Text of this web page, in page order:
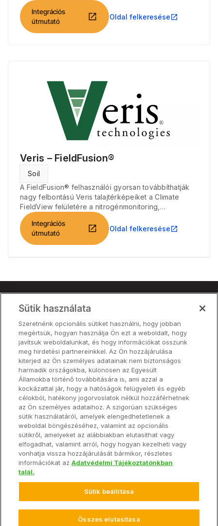
vetési és betakarítási fájljaikat.
Integrációs
útmutató
open_in_new Oldal felkeresése open_in_new
Veris – FieldFusion®
Soil
A FieldFusion® felhasználói gyorsan továbbíthatják
nagy felbontású Veris talajtérképeiket a Climate
FieldView felületére a nitrogénmonitoring,
adatábrázolás, illetve manuális Script Creator
használat céljára.
Integrációs
útmutató
open_in_new Oldal felkeresése open_in_new
Termék
Árak
Partnerek
Termék
Hardver
Névjegy
Végfelhasználói Szolgáltatási Megállapodás
Adathozzáférési Megállapodás
Adatbirtokos nyilatkozata az Adatrendelet alapján
Sütik használata
Szeretnénk opcionális sütiket használni, hogy jobban
megértsük, hogyan használja Ön ezt a weboldalt, hogy
javítsuk weboldalunkat, és hogy információkat osszunk
meg hirdetési partnereinkkel. Az Ön hozzájárulása
kiterjed az Ön személyes adatainak nem biztonságos
harmadik országokba, különösen az Egyesült
Államokba történő továbbítására is, ami azzal a
kockázattal jár, hogy a hatóságok felügyeleti és egyéb
célokból, hatékony jogorvoslatok nélkül hozzáférhetnek
az Ön személyes adataihoz. A szigorúan szükséges
sütik használatáról, amelyek elengedhetetlenek a
weboldal böngészéséhez, valamint az opcionális
sütikről, amelyeket az alábbiakban elutasíthat vagy
elfogadhat, valamint arról, hogy hogyan kezelheti vagy
vonhatja vissza hozzájárulását bármikor, részletes
információkat azAdatvédelmi Tájékoztatónkban
talál.
Sütik beállítása
Összes elutasítása